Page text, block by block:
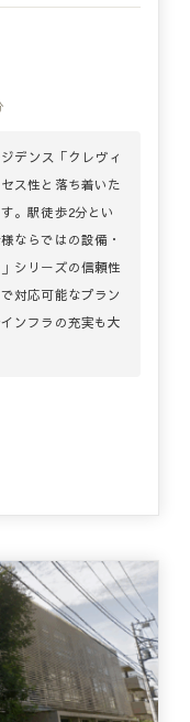
デンス「クレヴィ
ス性と落ち着いた
。駅徒歩2分とい
ならではの設備・
シリーズの信頼性
対応可能なプラン
ンフラの充実も大